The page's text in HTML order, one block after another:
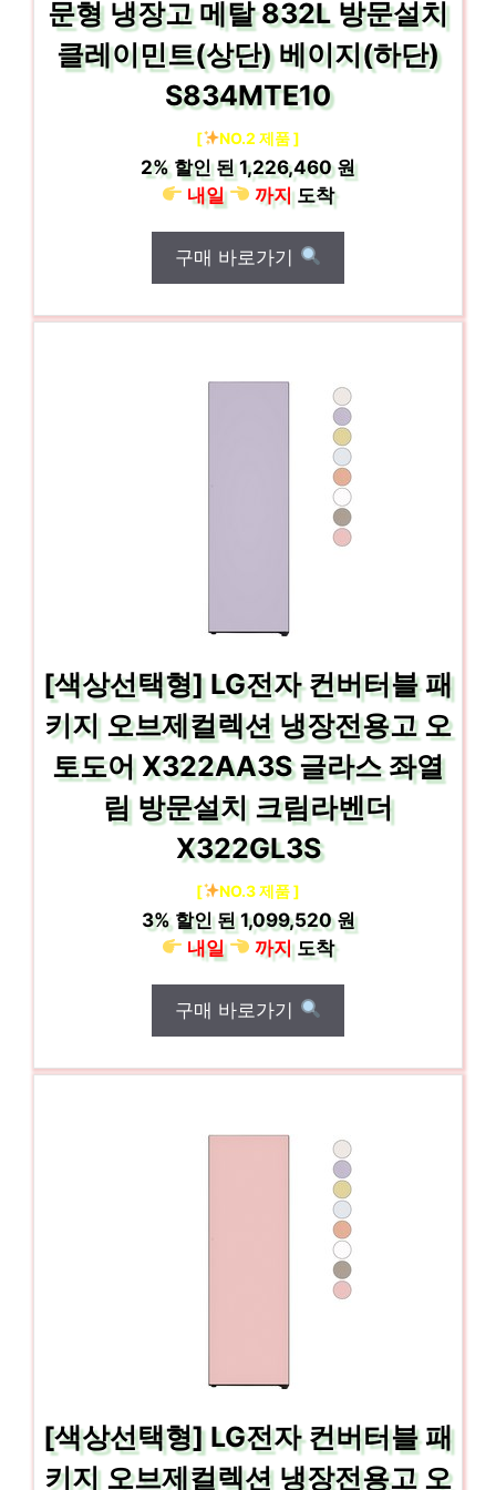
문형 냉장고 메탈 832L 방문설치
클레이민트(상단) 베이지(하단)
S834MTE10
[ NO.2 제품 ]
2% 할인 된1,226,460 원
내일
까지도착
구매 바로가기
[색상선택형] LG전자 컨버터블 패
키지 오브제컬렉션 냉장전용고 오
토도어 X322AA3S 글라스 좌열
림 방문설치 크림라벤더
X322GL3S
[ NO.3 제품 ]
3%할인 된1,099,520 원
내일
까지도착
구매 바로가기
[색상선택형] LG전자 컨버터블 패
키지 오브제컬렉션 냉장전용고 오